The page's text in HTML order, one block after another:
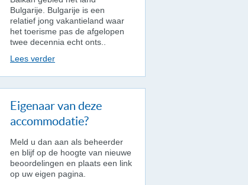
Bulgarije. Bulgarije is een
relatief jong vakantieland waar
het toerisme pas de afgelopen
twee decennia echt onts..
Lees verder
Eigenaar van deze
accommodatie?
Meld u dan aan als beheerder
en blijf op de hoogte van nieuwe
beoordelingen en plaats een link
op uw eigen pagina.